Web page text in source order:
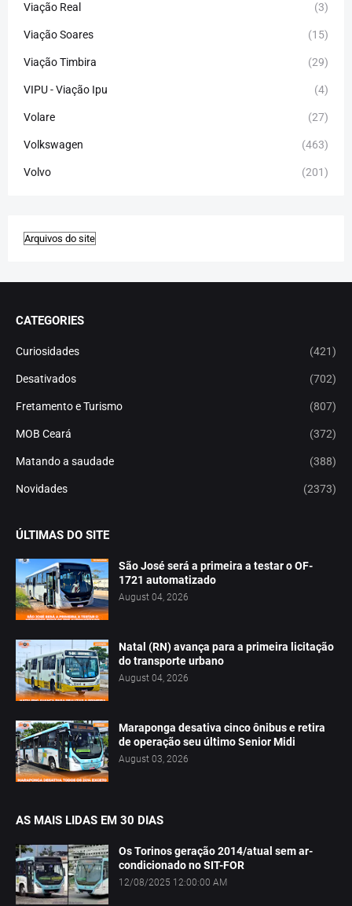
Viação Real (3)
Viação Soares (15)
Viação Timbira (29)
VIPU - Viação Ipu (4)
Volare (27)
Volkswagen (463)
Volvo (201)
CATEGORIES
Curiosidades (421)
Desativados (702)
Fretamento e Turismo (807)
MOB Ceará (372)
Matando a saudade (388)
Novidades (2373)
ÚLTIMAS DO SITE
São José será a primeira a testar o OF-
1721 automatizado
August 04, 2026
Natal (RN) avança para a primeira licitação
do transporte urbano
August 04, 2026
Maraponga desativa cinco ônibus e retira
de operação seu último Senior Midi
August 03, 2026
AS MAIS LIDAS EM 30 DIAS
Os Torinos geração 2014/atual sem ar-
condicionado no SIT-FOR
12/08/2025 12:00:00 AM